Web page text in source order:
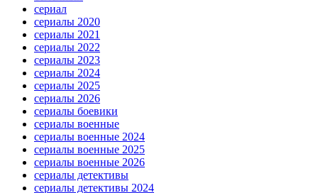
сериал
сериалы 2020
сериалы 2021
сериалы 2022
сериалы 2023
сериалы 2024
сериалы 2025
сериалы 2026
сериалы боевики
сериалы военные
сериалы военные 2024
сериалы военные 2025
сериалы военные 2026
сериалы детективы
сериалы детективы 2024